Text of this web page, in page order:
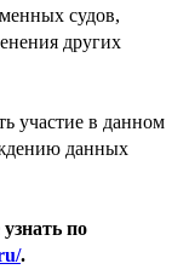
судов,
других
участие в данном
данных
по
.